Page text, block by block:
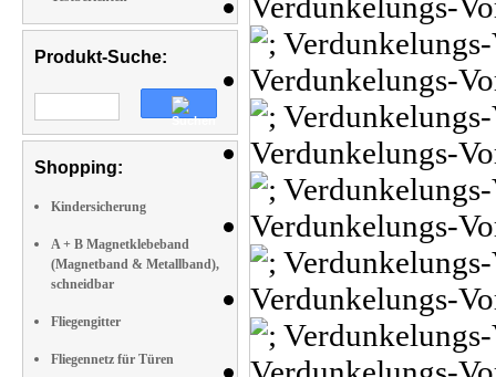
Produkt-Suche:
Shopping:
Kindersicherung
A + B Magnetklebeband
(Magnetband & Metallband),
schneidbar
Fliegengitter
Fliegennetz für Türen